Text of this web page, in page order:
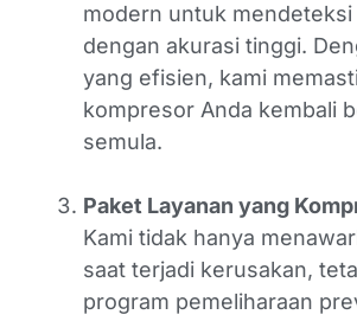
modern untuk mendeteksi
dengan akurasi tinggi.
yang efisien, kami
kompresor Anda kembali
semula.
Paket Layanan yang
Kami tidak hanya
saat terjadi kerusakan,
program pemeliharaan